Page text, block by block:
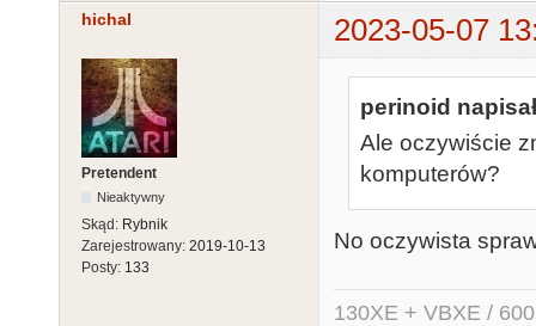
hichal 2023-05-07
Pretendent
Nieaktywny
Skąd: Rybnik
Zarejestrowany: 2019-10-13
Posty: 133
perinoid
Ale oczywiście
komputerów?
No oczywista
130XE + VBXE /